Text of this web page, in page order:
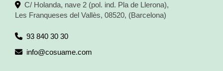
C/ Holanda, nave 2 (pol. ind. Pla de Llerona),
Les Franqueses del Vallès, 08520, (Barcelona)
93 840 30 30
info
cosuame.com